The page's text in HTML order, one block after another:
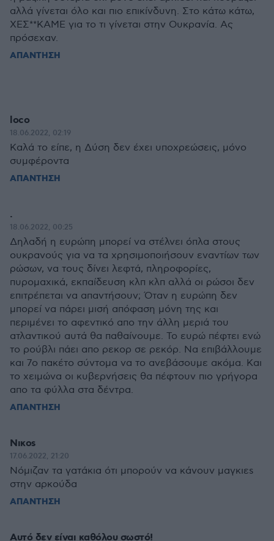
αλλά γίνεται όλο και πιο επικίνδυνη. Στο κάτω κάτω,
ΧΕΣ**ΚΑΜΕ για το τι γίνεται στην Ουκρανία. Ας
πρόσεχαν.
ΑΠΑΝΤΗΣΗ
loco
18.06.2022, 02:19
Καλά το είπε, η Δύση δεν έχει υποχρεώσεις, μόνο
συμφέροντα
ΑΠΑΝΤΗΣΗ
.
18.06.2022, 00:25
Δηλαδή η ευρώπη μπορεί να στέλνει όπλα στους
ουκρανούς για να τα χρησιμοποιήσουν εναντίων των
ρώσων, να τους δίνει λεφτά, πληροφορίες,
πυρομαχικά, εκπαίδευση κλπ κλπ αλλά οι ρώσοι δεν
επιτρέπεται να απαντήσουν; Όταν η ευρώπη δεν
μπορεί να πάρει μισή απόφαση μόνη της και
περιμένει το αφεντικό απο την άλλη μεριά του
ατλαντικού αυτά θα παθαίνουμε. Το ευρώ πέφτει ενώ
το ρούβλι πάει απο ρεκορ σε ρεκόρ. Να επιβάλλουμε
και 7ο πακέτο σύντομα να το ανεβάσουμε ακόμα. Και
το χειμώνα οι κυβερνήσεις θα πέφτουν πιο γρήγορα
απο τα φύλλα στα δέντρα.
ΑΠΑΝΤΗΣΗ
Νικοs
17.06.2022, 21:20
Νόμιζαν τα γατάκια ότι μπορούν να κάνουν μαγκιεs
στην αρκούδα
ΑΠΑΝΤΗΣΗ
Αυτό δεν είναι καθόλου σωστό!